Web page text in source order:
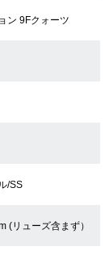
ン 9Fクォーツ
/SS
(リューズ含まず）